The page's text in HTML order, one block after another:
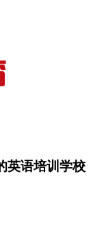
语培训学